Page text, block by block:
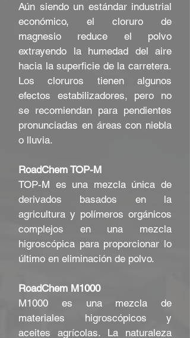
Aún siendo un estándar industrial
económico, el cloruro de
magnesio reduce el polvo
extrayendo la humedad del aire
hacia la superficie de la carretera.
Los cloruros tienen algunos
efectos estabilizadores, pero no
se recomiendan para pendientes
pronunciadas en áreas con niebla
o lluvia.
RoadChem TOP-M
TOP-M es una mezcla única de
derivados basados en la
agricultura y polímeros orgánicos
complejos en una mezcla
higroscópica para proporcionar lo
último en eliminación de polvo.
RoadChem M1000
M1000 es una mezcla de
materiales higroscópicos y
aceites agrícolas. La naturaleza